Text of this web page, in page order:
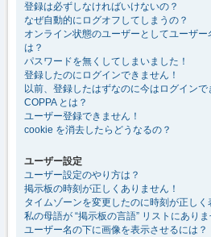
登録は必ずしなければいけないの？
なぜ自動的にログオフしてしまうの？
オンライン状態のユーザーとしてユーザ
は？
パスワードを無くしてしまいました！
登録したのにログインできません！
以前、登録したはずなのに今はログインで
COPPA とは？
ユーザー登録できません！
cookie を消去したらどうなるの？
ユーザー設定
ユーザー設定のやり方は？
掲示板の時刻が正しくありません！
タイムゾーンを変更したのに時刻が正しく
私の母語が “掲示板の言語” リストにありま
ユーザー名の下に画像を表示させるには？